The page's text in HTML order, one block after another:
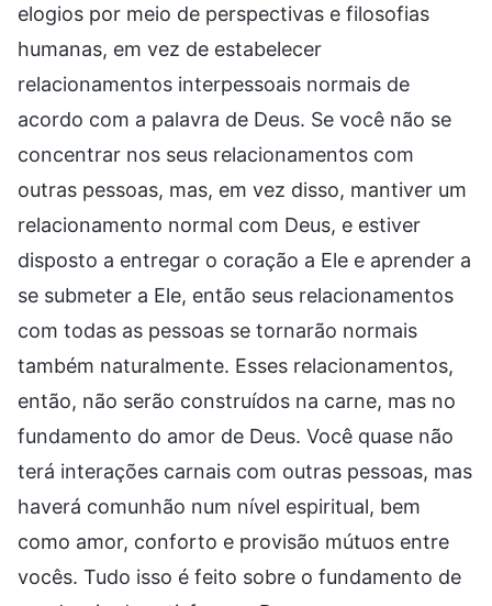
elogios por meio de perspectivas e filosofias
humanas, em vez de estabelecer
relacionamentos interpessoais normais de
acordo com a palavra de Deus. Se você não se
concentrar nos seus relacionamentos com
outras pessoas, mas, em vez disso, mantiver um
relacionamento normal com Deus, e estiver
disposto a entregar o coração a Ele e aprender a
se submeter a Ele, então seus relacionamentos
com todas as pessoas se tornarão normais
também naturalmente. Esses relacionamentos,
então, não serão construídos na carne, mas no
fundamento do amor de Deus. Você quase não
terá interações carnais com outras pessoas, mas
haverá comunhão num nível espiritual, bem
como amor, conforto e provisão mútuos entre
vocês. Tudo isso é feito sobre o fundamento de